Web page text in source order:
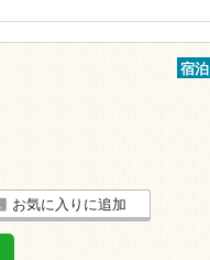
宿泊
お気に入りに追加